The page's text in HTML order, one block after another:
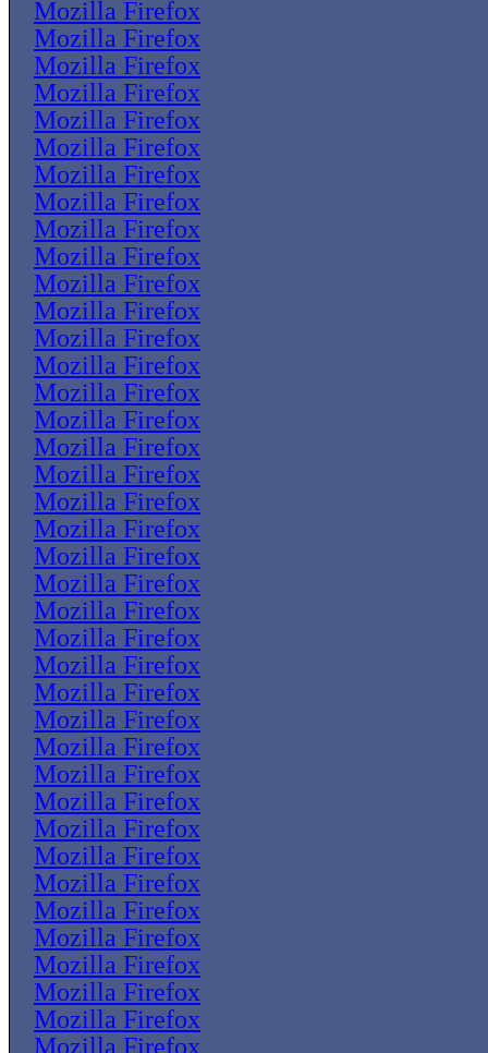
Mozilla Firefox
Mozilla Firefox
Mozilla Firefox
Mozilla Firefox
Mozilla Firefox
Mozilla Firefox
Mozilla Firefox
Mozilla Firefox
Mozilla Firefox
Mozilla Firefox
Mozilla Firefox
Mozilla Firefox
Mozilla Firefox
Mozilla Firefox
Mozilla Firefox
Mozilla Firefox
Mozilla Firefox
Mozilla Firefox
Mozilla Firefox
Mozilla Firefox
Mozilla Firefox
Mozilla Firefox
Mozilla Firefox
Mozilla Firefox
Mozilla Firefox
Mozilla Firefox
Mozilla Firefox
Mozilla Firefox
Mozilla Firefox
Mozilla Firefox
Mozilla Firefox
Mozilla Firefox
Mozilla Firefox
Mozilla Firefox
Mozilla Firefox
Mozilla Firefox
Mozilla Firefox
Mozilla Firefox
Mozilla Firefox